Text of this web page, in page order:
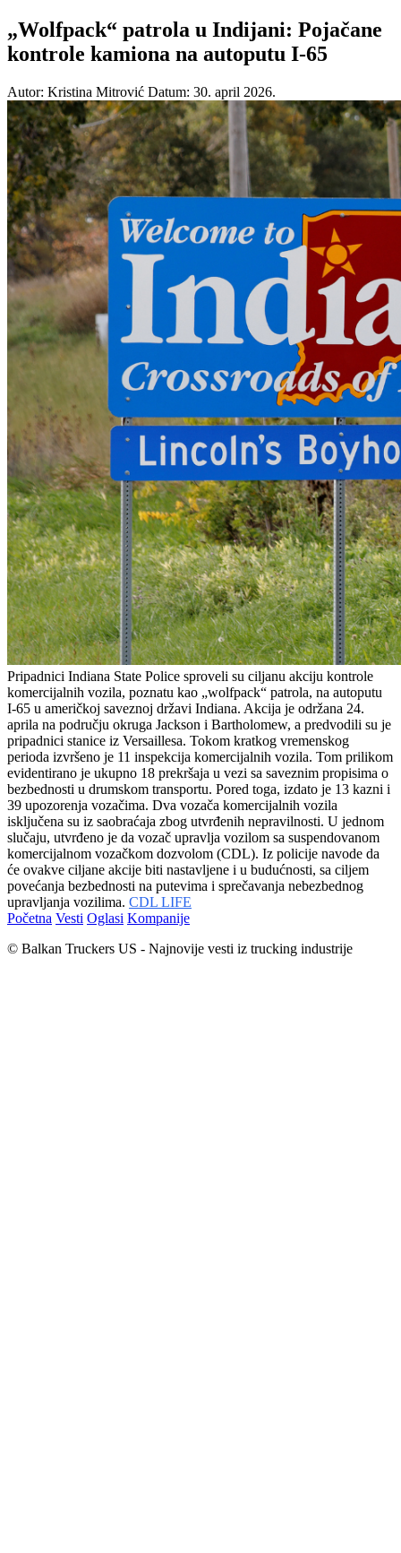
„Wolfpack“ patrola u Indijani: Pojačane
kontrole kamiona na autoputu I-65
Autor: Kristina Mitrović Datum: 30. april 2026.
Pripadnici Indiana State Police sproveli su ciljanu akciju kontrole
komercijalnih vozila, poznatu kao „wolfpack“ patrola, na autoputu
I-65 u američkoj saveznoj državi Indiana. Akcija je održana 24.
aprila na području okruga Jackson i Bartholomew, a predvodili su je
pripadnici stanice iz Versaillesa. Tokom kratkog vremenskog
perioda izvršeno je 11 inspekcija komercijalnih vozila. Tom prilikom
evidentirano je ukupno 18 prekršaja u vezi sa saveznim propisima o
bezbednosti u drumskom transportu. Pored toga, izdato je 13 kazni i
39 upozorenja vozačima. Dva vozača komercijalnih vozila
isključena su iz saobraćaja zbog utvrđenih nepravilnosti. U jednom
slučaju, utvrđeno je da vozač upravlja vozilom sa suspendovanom
komercijalnom vozačkom dozvolom (CDL). Iz policije navode da
će ovakve ciljane akcije biti nastavljene i u budućnosti, sa ciljem
povećanja bezbednosti na putevima i sprečavanja nebezbednog
upravljanja vozilima. CDL LIFE
Početna Vesti Oglasi Kompanije
© Balkan Truckers US - Najnovije vesti iz trucking industrije